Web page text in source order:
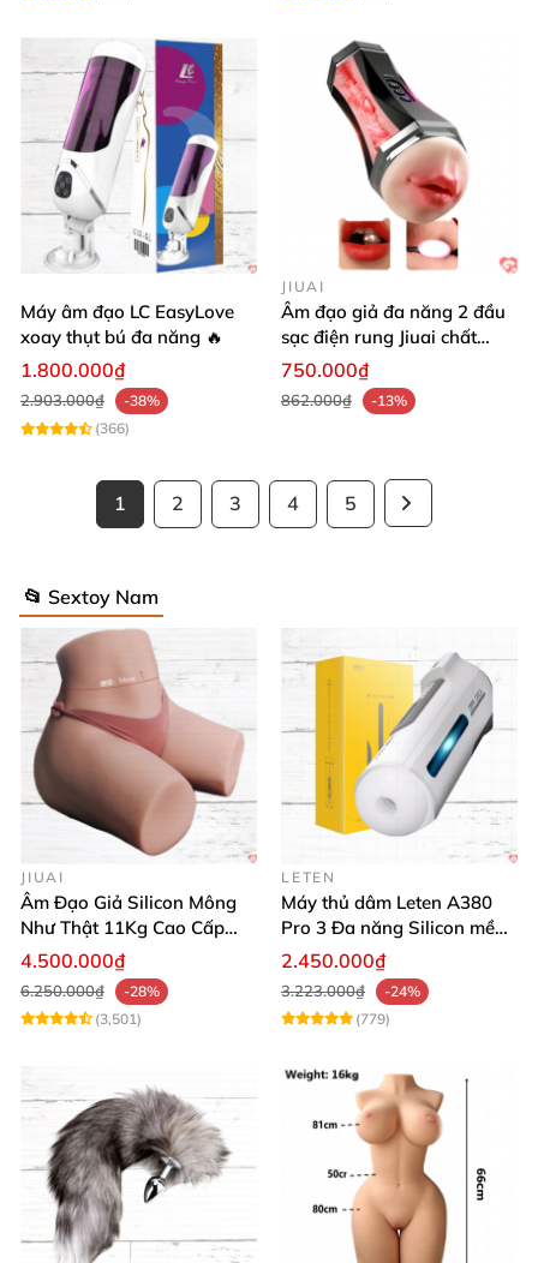
Máy âm đạo LC EasyLove
xoay thụt bú đa năng 🔥
1.800.000₫
2.903.000₫
-38%
(366)
JIUAI
Âm đạo giả đa năng 2 đầu
sạc điện rung Jiuai chất
lượng cao
750.000₫
862.000₫ -13%
1 2 3 4 5
📂 Sextoy Nam
JIUAI
Âm Đạo Giả Silicon Mông
Như Thật 11Kg Cao Cấp
Tăng Khoái Cảm
4.500.000₫
6.250.000₫
-28%
(3,501)
LETEN
Máy thủ dâm Leten A380
Pro 3 Đa năng Silicon mềm
mại Cảm giác thật
2.450.000₫
3.223.000₫
-24%
(779)